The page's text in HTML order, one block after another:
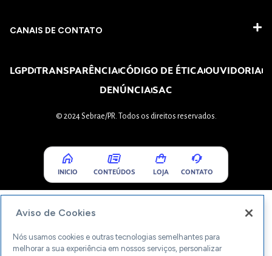
CANAIS DE CONTATO
LGPDTRANSPARÊNCIACÓDIGO DE ÉTICAOUVIDORIA
DENÚNCIASAC
© 2024 Sebrae/PR. Todos os direitos reservados.
INICIO CONTEÚDOS LOJA CONTATO
Aviso de Cookies
Nós usamos cookies e outras tecnologias semelhantes para
melhorar a sua experiência em nossos serviços, personalizar